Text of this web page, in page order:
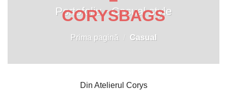
Portofoliu - Casual style
Prima pagină / Casual
Din Atelierul Corys